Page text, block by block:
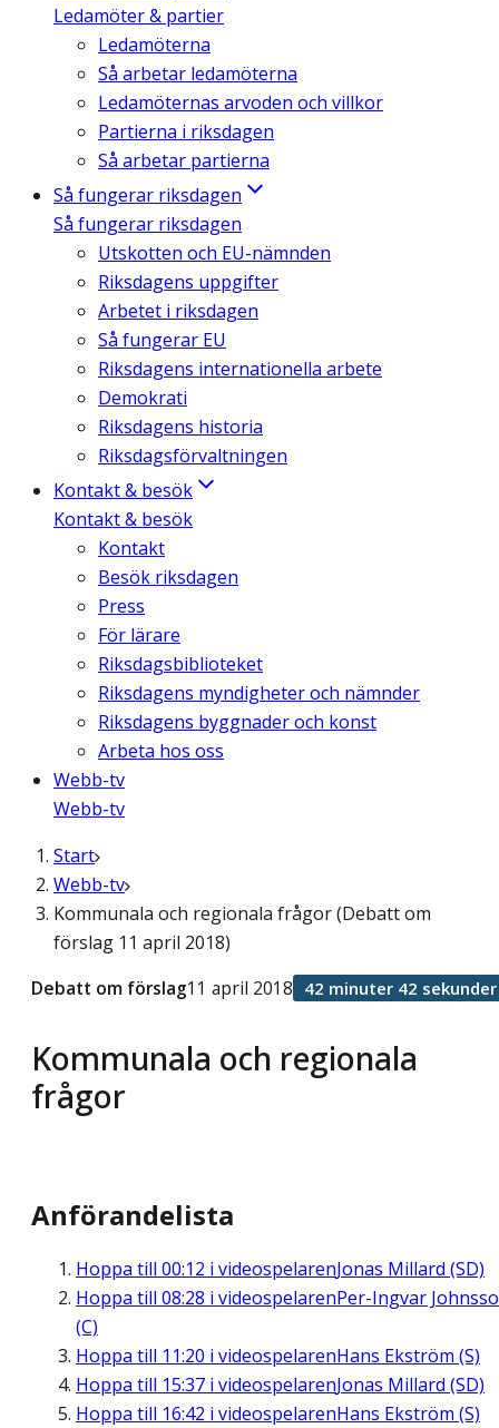
Ledamöter & partier
Ledamöterna
Så arbetar ledamöterna
Ledamöternas arvoden och villkor
Partierna i riksdagen
Så arbetar partierna
Så fungerar riksdagen
Så fungerar riksdagen
Utskotten och EU-nämnden
Riksdagens uppgifter
Arbetet i riksdagen
Så fungerar EU
Riksdagens internationella arbete
Demokrati
Riksdagens historia
Riksdagsförvaltningen
Kontakt & besök
Kontakt & besök
Kontakt
Besök riksdagen
Press
För lärare
Riksdagsbiblioteket
Riksdagens myndigheter och nämnder
Riksdagens byggnader och konst
Arbeta hos oss
Webb-tv
Webb-tv
Start
Webb-tv
Kommunala och regionala frågor (Debatt om
förslag 11 april 2018)
Kommunala och regionala
frågor
Debatt om förslag11 april 2018 42 minuter 42 sekunder
Anförandelista
Hoppa till 00:12 i videospelarenJonas Millard (SD)
Hoppa till 08:28 i videospelarenPer-Ingvar
(C)
Hoppa till 11:20 i videospelarenHans Ekström (S)
Hoppa till 15:37 i videospelarenJonas Millard (SD)
Hoppa till 16:42 i videospelarenHans Ekström (S)